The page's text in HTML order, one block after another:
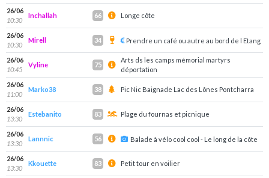
26/06
10:30
Inchallah 66 Longe côte
26/06
10:30
Mirell 34 Prendre un café ou autre au bord de l Etang
26/06
10:45
Vyline 75
Arts ds les camps mémorial martyrs
déportation
26/06
11:00
Marko38 38 Pic Nic Baignade Lac des Lônes Pontcharra
26/06
13:30
Estebanito 83 Plage du fournas et picnique
26/06
13:30
Lannnic 56 Balade à vélo cool cool - Le long de la côte
26/06
13:30
Kkouette 83 Petit tour en voilier